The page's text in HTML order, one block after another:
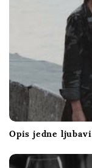
Opis jedne ljubavi